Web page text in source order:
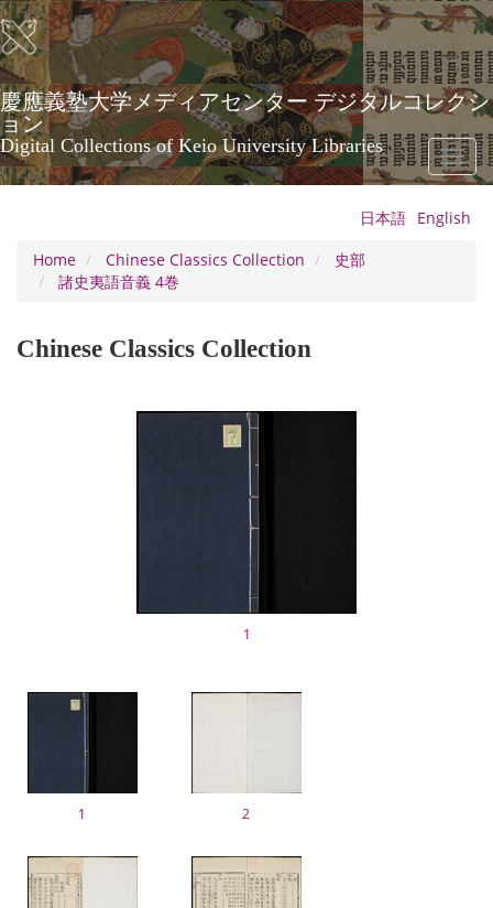
Skip
to
main
content
慶應義塾大学メディアセンター デジタルコレクシ
ョン
Digital Collections of Keio University Libraries
Toggle
日本語 English
Home
Chinese Classics Collection
史部
諸史夷語音義 4巻
Chinese Classics Collection
1
1 2